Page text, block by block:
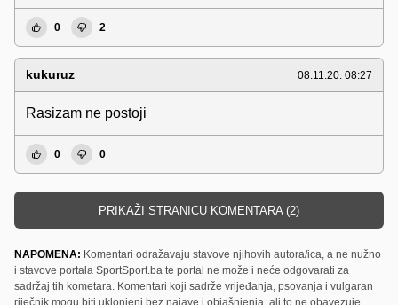
0 2
kukuruz 08.11.20. 08:27
Rasizam ne postoji
0 0
PRIKAŽI STRANICU KOMENTARA (2)
NAPOMENA: Komentari odražavaju stavove njihovih autora/ica, a ne nužno
i stavove portala SportSport.ba te portal ne može i neće odgovarati za
sadržaj tih kometara. Komentari koji sadrže vrijeđanja, psovanja i vulgaran
riječnik mogu biti uklonjeni bez najave i objašnjenja, ali to ne obavezuje